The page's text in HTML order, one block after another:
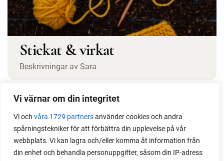
Vi värnar om din integritet
Vi och våra 1729 partnersanvänder cookies och andra
spårningstekniker för att förbättra din upplevelse på vår
webbplats. Vi kan lagra och/eller komma åt information från
din enhet och behandla personuppgifter, såsom din IP-adress
Stickat & virkat
Beskrivningar av Sara